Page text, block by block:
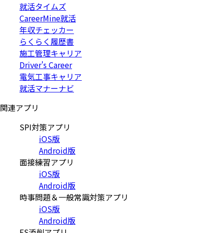
就活タイムズ
CareerMine就活
年収チェッカー
らくらく履歴書
施工管理キャリア
Driver's Career
電気工事キャリア
就活マナーナビ
関連アプリ
SPI対策アプリ
iOS版
Android版
面接練習アプリ
iOS版
Android版
時事問題＆一般常識対策アプリ
iOS版
Android版